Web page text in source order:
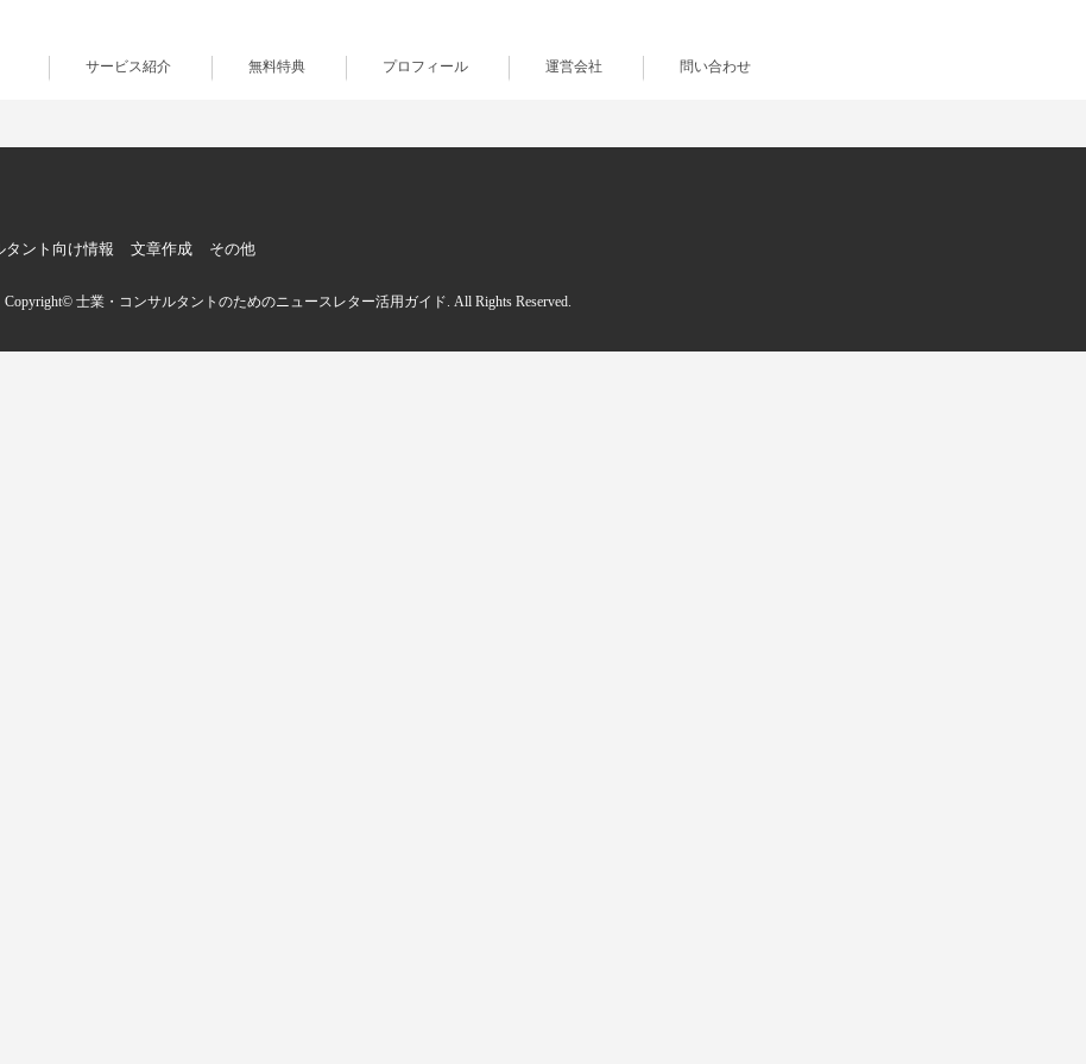
サービス紹介 無料特典 プロフィール 運営会社 問い合わせ
タント向け情報 文章作成 その他
Copyright© 士業・コンサルタントのためのニュースレター活用ガイド. All Rights Reserved.